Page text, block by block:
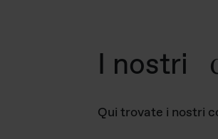
I nostri
Qui trovate i nostri